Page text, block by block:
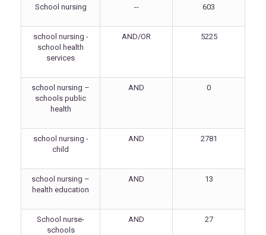
School nursing -- 603
school nursing -
school health
services
AND/OR 5225
school nursing –
schools public
health
AND 0
school nursing -
child
AND 2781
school nursing –
health education
AND 13
School nurse-
schools
AND 27